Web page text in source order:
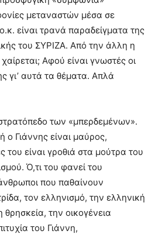
μεταναστών μέσα σε
είναι τρανά παραδείγματα της
του ΣΥΡΙΖΑ. Από την άλλη η
Αφού είναι γνωστές οι
γι’ αυτά τα θέματα. Απλά
των «μπερδεμένων».
Γιάννης είναι μαύρος,
του είναι γροθιά στα μούτρα του
Ό,τι του φανεί του
που παθαίνουν
τον ελληνισμό, την ελληνική
την οικογένεια
του Γιάννη,